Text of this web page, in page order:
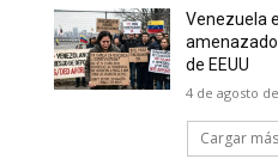
Venezuela
de EEUU
4 de agosto
Cargar más